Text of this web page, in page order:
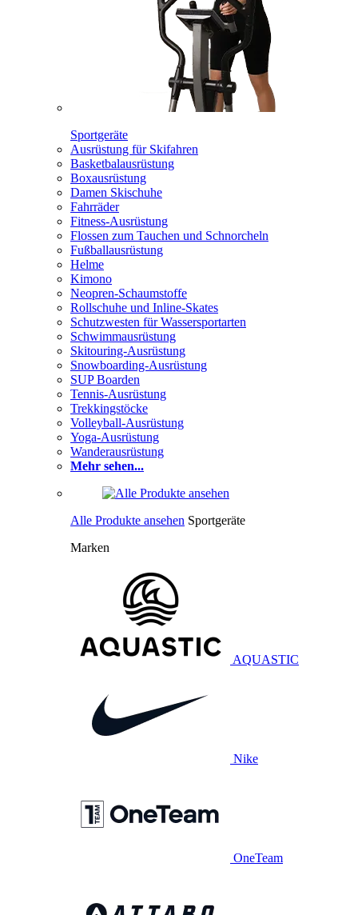
Sportgeräte
Ausrüstung für Skifahren
Basketbalausrüstung
Boxausrüstung
Damen Skischuhe
Fahrräder
Fitness-Ausrüstung
Flossen zum Tauchen und Schnorcheln
Fußballausrüstung
Helme
Kimono
Neopren-Schaumstoffe
Rollschuhe und Inline-Skates
Schutzwesten für Wassersportarten
Schwimmausrüstung
Skitouring-Ausrüstung
Snowboarding-Ausrüstung
SUP Boarden
Tennis-Ausrüstung
Trekkingstöcke
Volleyball-Ausrüstung
Yoga-Ausrüstung
Wanderausrüstung
Mehr sehen...
Alle Produkte ansehen Sportgeräte
Marken
AQUASTIC
Nike
OneTeam